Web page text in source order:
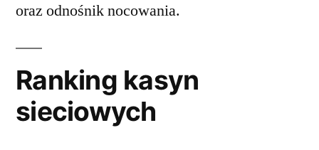
oraz odnośnik nocowania.
Ranking kasyn
sieciowych